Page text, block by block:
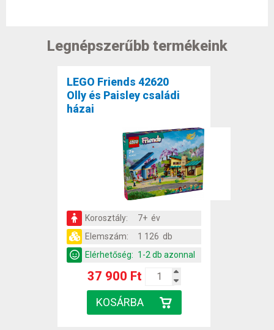
Legnépszerűbb termékeink
LEGO Friends 42620
Olly és Paisley családi
házai
Korosztály:
7+ év
Elemszám:
1 126 db
Elérhetőség: 1-2 db azonnal
37 900 Ft